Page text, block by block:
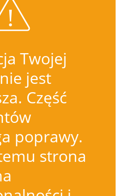
Twojej
jest
Część
poprawy.
strona